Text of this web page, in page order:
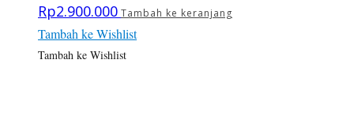
Rp2.900.000 Tambah ke keranjang
Tambah ke Wishlist
Tambah ke Wishlist